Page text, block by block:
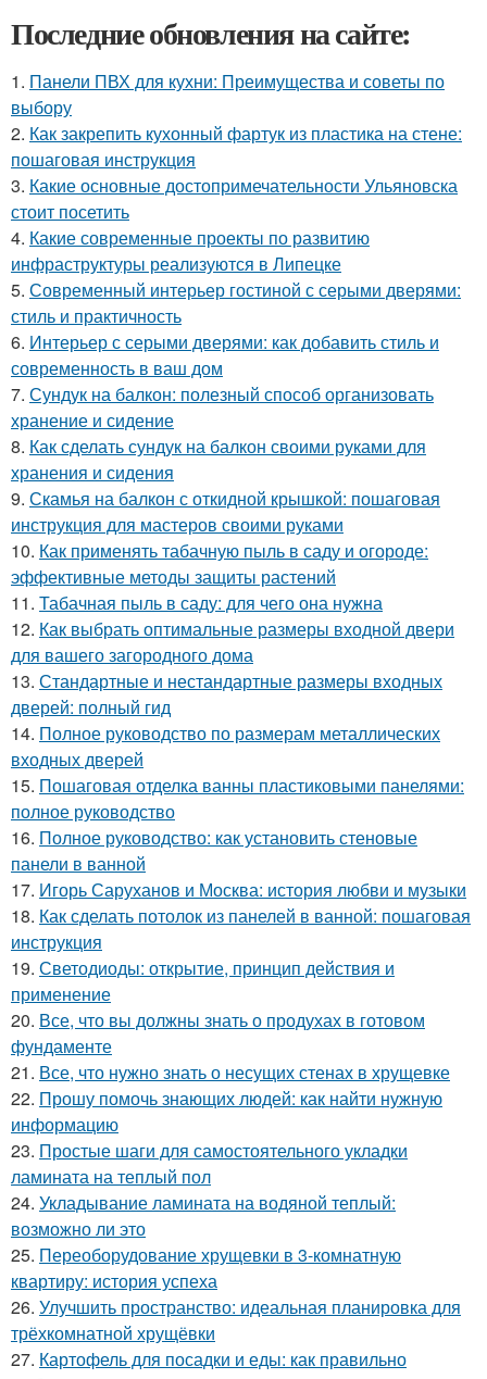
Последние обновления на сайте:
1. Панели ПВХ для кухни: Преимущества и советы по
выбору
2. Как закрепить кухонный фартук из пластика на стене:
пошаговая инструкция
3. Какие основные достопримечательности Ульяновска
стоит посетить
4. Какие современные проекты по развитию
инфраструктуры реализуются в Липецке
5. Современный интерьер гостиной с серыми дверями:
стиль и практичность
6. Интерьер с серыми дверями: как добавить стиль и
современность в ваш дом
7. Сундук на балкон: полезный способ организовать
хранение и сидение
8. Как сделать сундук на балкон своими руками для
хранения и сидения
9. Скамья на балкон с откидной крышкой: пошаговая
инструкция для мастеров своими руками
10. Как применять табачную пыль в саду и огороде:
эффективные методы защиты растений
11. Табачная пыль в саду: для чего она нужна
12. Как выбрать оптимальные размеры входной двери
для вашего загородного дома
13. Стандартные и нестандартные размеры входных
дверей: полный гид
14. Полное руководство по размерам металлических
входных дверей
15. Пошаговая отделка ванны пластиковыми панелями:
полное руководство
16. Полное руководство: как установить стеновые
панели в ванной
17. Игорь Саруханов и Москва: история любви и музыки
18. Как сделать потолок из панелей в ванной: пошаговая
инструкция
19. Светодиоды: открытие, принцип действия и
применение
20. Все, что вы должны знать о продухах в готовом
фундаменте
21. Все, что нужно знать о несущих стенах в хрущевке
22. Прошу помочь знающих людей: как найти нужную
информацию
23. Простые шаги для самостоятельного укладки
ламината на теплый пол
24. Укладывание ламината на водяной теплый:
возможно ли это
25. Переоборудование хрущевки в 3-комнатную
квартиру: история успеха
26. Улучшить пространство: идеальная планировка для
трёхкомнатной хрущёвки
27. Картофель для посадки и еды: как правильно